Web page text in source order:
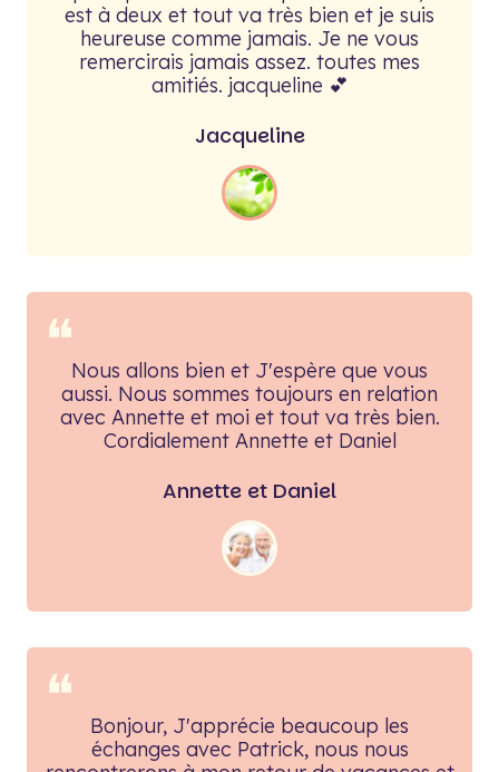
est à deux et tout va très bien et je suis
heureuse comme jamais. Je ne vous
remercirais jamais assez. toutes mes
amitiés. jacqueline 💕
Jacqueline
❝Nous allons bien et J'espère que vous
aussi. Nous sommes toujours en relation
avec Annette et moi et tout va très bien.
Cordialement Annette et Daniel
Annette et Daniel
❝
Bonjour, J'apprécie beaucoup les
échanges avec Patrick, nous nous